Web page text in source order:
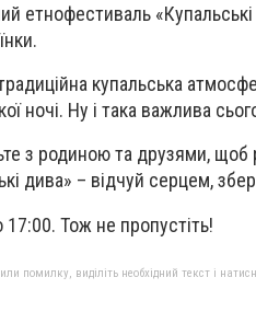
етнофестиваль
купальська
ночі. Ну і така важлива
з родиною та друзями, щоб
дива» – відчуй серцем,
17:00. Тож не пропустіть!
помилку, виділіть необхідний текст і